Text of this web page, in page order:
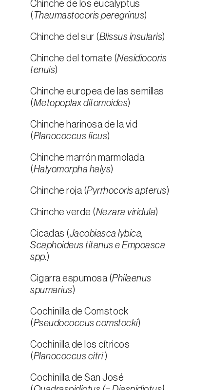
Chinche de los eucalyptus
( Thaumastocoris peregrinus)
Chinche del sur (Blissus insularis)
Chinche del tomate (Nesidiocoris
tenuis)
Chinche europea de las semillas
(Metopoplax ditomoides)
Chinche harinosa de la vid
(Planococcus ficus)
Chinche marrón marmolada
(Halyomorpha halys)
Chinche roja (Pyrrhocoris apterus)
Chinche verde (Nezara viridula)
Cicadas (Jacobiasca lybica,
Scaphoideus titanus e Empoasca
spp.)
Cigarra espumosa (Philaenus
spumarius)
Cochinilla de Comstock
(Pseudococcus comstocki)
Cochinilla de los cítricos
(Planococcus citri )
Cochinilla de San José